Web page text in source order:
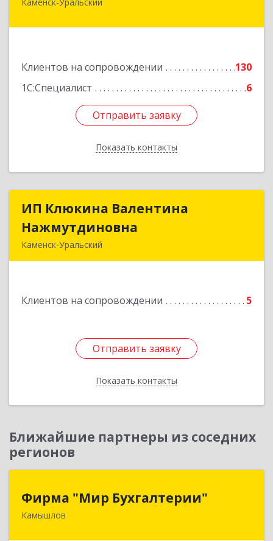
Клиентов на сопровождении
130
1С:Специалист
6
Отправить заявку
Показать контакты
623406, Свердловская обл, Каменск-Уральский
Отправить заявку
Назад
ИП Клюкина Валентина
Нажмутдиновна
Каменск-Уральский
Клиентов на сопровождении 5
Отправить заявку
Показать контакты
ИП Клюкина Валентина
Нажмутдиновна
Подробнее
Отправить заявку
Назад
Ближайшие партнеры из соседних
регионов
Фирма "Мир Бухгалтерии"
Камышлов624860, Свердловская обл, Камышлов г,